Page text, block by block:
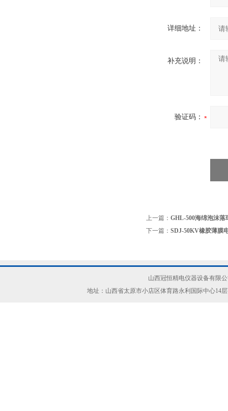
详细地址：
补充说明：
验证码：
上一篇： GHL-500海绵泡沫落
下一篇： SDJ-50KV橡胶薄膜
山西冠恒精电仪器设备有限
地址：山西省太原市小店区体育路永利国际中心14